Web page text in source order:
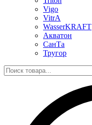
Vigo
VitrA
WasserKRAFT
Акватон
СанТа
Тругор